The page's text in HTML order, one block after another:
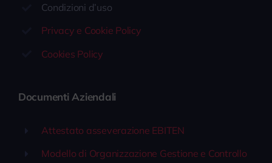
Condizioni d’uso
Privacy e Cookie Policy
Cookies Policy
Documenti Aziendali
Attestato asseverazione EBITEN
Modello di Organizzazione Gestione e Controllo